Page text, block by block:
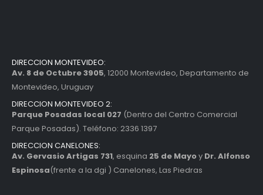
DIRECCION MONTEVIDEO:
Av. 8 de Octubre 3905, 12000 Montevideo, Departamento de
Montevideo, Uruguay
DIRECCION MONTEVIDEO 2:
Parque Posadas local 027 (Dentro del Centro Comercial
Parque Posadas). Teléfono: 2336 1397
DIRECCION CANELONES:
Av. Gervasio Artigas 731, esquina 25 de Mayoy Dr. Alfonso
Espinosa(frente a la dgi ) Canelones, Las Piedras